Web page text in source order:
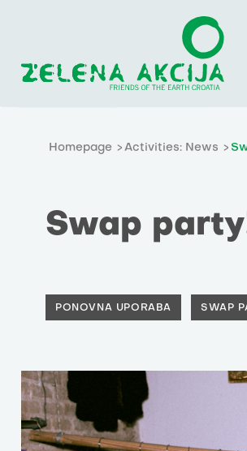
Homepage Activities: News
Swap
PONOVNA UPORABA SWAP